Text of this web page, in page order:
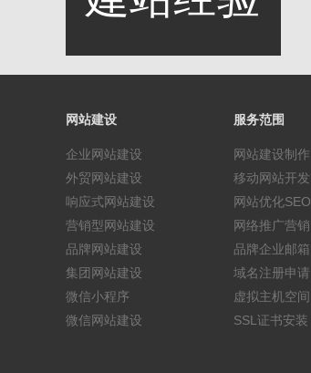
网站建设
企业网站建设
外贸网站建设
响应式网站建设
营销型网站建设
品牌网站建设
集团网站建设
微信小程序
微信网站建设
服务范围
网站建设制作
移动网站开发
网站优化SEO
网络推广营销
品牌企业邮箱
域名注册申请
虚拟主机空间
SSL证书安装